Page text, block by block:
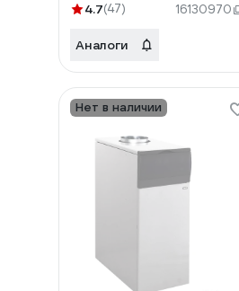
4.7(47) 16130970
Аналоги
Нет в наличии